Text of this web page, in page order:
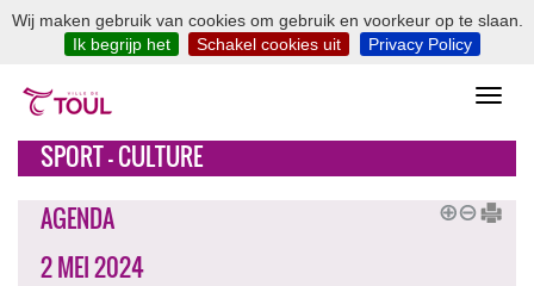
Wij maken gebruik van cookies om gebruik en voorkeur op te slaan.
Ik begrijp het
Schakel cookies uit Privacy Policy
SPORT - CULTURE
AGENDA
2 MEI 2024